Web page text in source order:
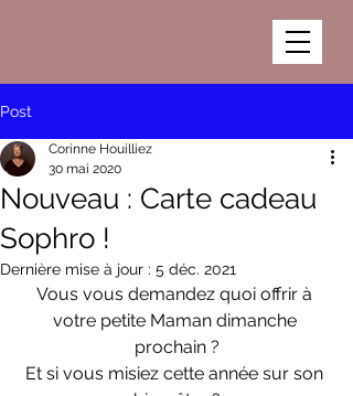
Post
Nouveau : Carte cadeau
Sophro !
Corinne Houilliez
30 mai 2020
Dernière mise à jour : 5 déc. 2021
Vous vous demandez quoi offrir à
votre petite Maman dimanche
prochain ?
Et si vous misiez cette année sur son